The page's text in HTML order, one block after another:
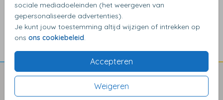
sociale mediadoeleinden (het weergeven van
gepersonaliseerde advertenties).
Je kunt jouw toestemming altijd wijzigen of intrekken op
ons ons cookiebeleid.
Accepteren
Weigeren
4,17 van de 5 sterren